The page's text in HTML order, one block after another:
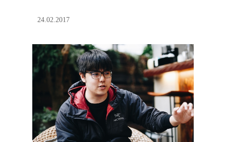
24.02.2017